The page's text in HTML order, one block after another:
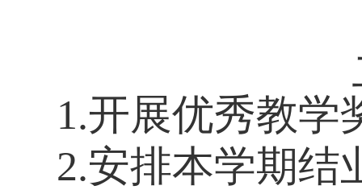
1.开展优秀教学
2.安排本学期结